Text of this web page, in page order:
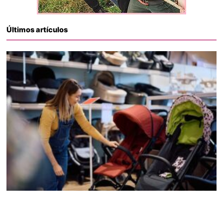
Últimos artículos